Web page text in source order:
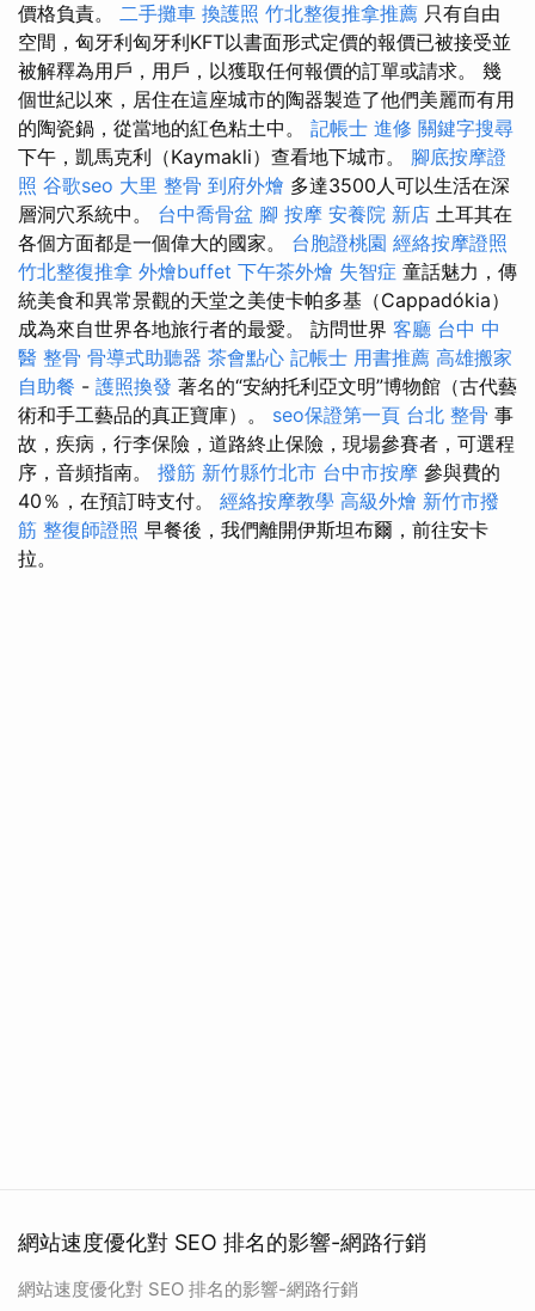
價格負責。 二手攤車 換護照 竹北整復推拿推薦 只有自由
空間，匈牙利匈牙利KFT以書面形式定價的報價已被接受並
被解釋為用戶，用戶，以獲取任何報價的訂單或請求。 幾
個世紀以來，居住在這座城市的陶器製造了他們美麗而有用
的陶瓷鍋，從當地的紅色粘土中。 記帳士 進修 關鍵字搜尋
下午，凱馬克利（Kaymakli）查看地下城市。 腳底按摩證
照 谷歌seo 大里 整骨 到府外燴 多達3500人可以生活在深
層洞穴系統中。 台中喬骨盆 腳 按摩 安養院 新店 土耳其在
各個方面都是一個偉大的國家。 台胞證桃園 經絡按摩證照
竹北整復推拿 外燴buffet 下午茶外燴 失智症 童話魅力，傳
統美食和異常景觀的天堂之美使卡帕多基（Cappadókia）
成為來自世界各地旅行者的最愛。 訪問世界 客廳 台中 中
醫 整骨 骨導式助聽器 茶會點心 記帳士 用書推薦 高雄搬家
自助餐 - 護照換發 著名的“安納托利亞文明”博物館（古代藝
術和手工藝品的真正寶庫）。 seo保證第一頁 台北 整骨 事
故，疾病，行李保險，道路終止保險，現場參賽者，可選程
序，音頻指南。 撥筋 新竹縣竹北市 台中市按摩 參與費的
40％，在預訂時支付。 經絡按摩教學 高級外燴 新竹市撥
筋 整復師證照 早餐後，我們離開伊斯坦布爾，前往安卡
拉。
網站速度優化對 SEO 排名的影響-網路行銷
網站速度優化對 SEO 排名的影響-網路行銷